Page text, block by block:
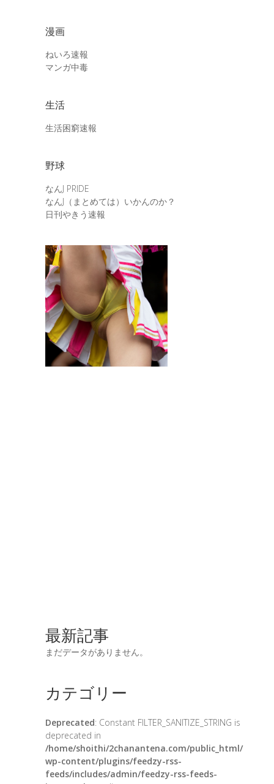
漫画
ねいろ速報
マンガ中毒
生活
生活困窮速報
野球
なんJ PRIDE
なんJ（まとめては）いかんのか？
日刊やきう速報
最新記事
まだデータがありません。
カテゴリー
Deprecated: Constant FILTER_SANITIZE_STRING is
deprecated in
/home/shoithi/2chanantena.com/public_html/
wp-content/plugins/feedzy-rss-
feeds/includes/admin/feedzy-rss-feeds-